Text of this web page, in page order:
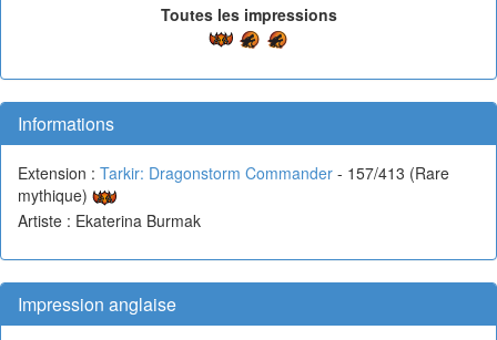
Toutes les impressions
Informations
Extension : Tarkir: Dragonstorm Commander - 157/413 (Rare
mythique)
Artiste : Ekaterina Burmak
Impression anglaise